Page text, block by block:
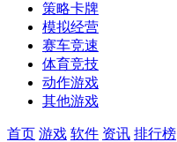
策略卡牌
模拟经营
赛车竞速
体育竞技
动作游戏
其他游戏
首页 游戏 软件 资讯 排行榜